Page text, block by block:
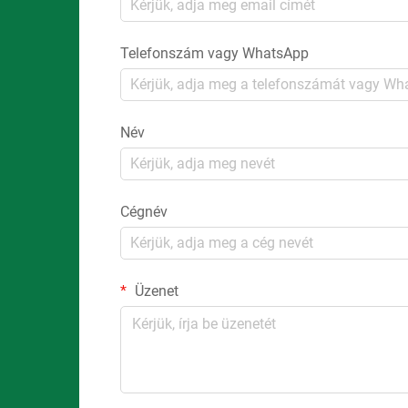
Telefonszám vagy WhatsApp
Név
Cégnév
Üzenet